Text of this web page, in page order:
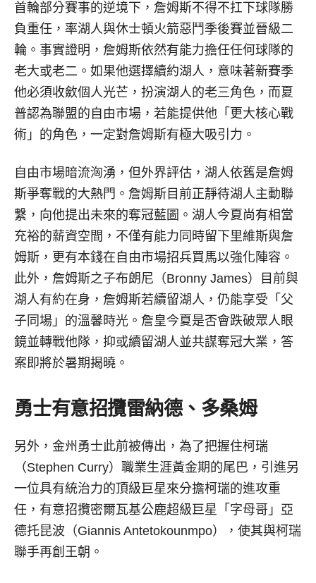
首輪部分賽事的逆境下，詹姆斯不得不扛下球隊勝
負重任，率湖人與休士頓火箭惡鬥季後賽並晉級二
輪。事實證明，詹姆斯依然有能力擔任任何球隊的
老大或老二。如果他選擇續約湖人，意味著新賽季
他必須收斂個人光芒，扮演湖人的老三角色，而夏
普認為聯盟的自由市場，若能提供他「更大核心戰
術」的角色，一定對詹姆斯有極大吸引力。
自由市場暗流洶湧，但外界評估，湖人依舊是詹姆
斯爭奪戰的大熱門。詹姆斯目前正靜待湖人主動聯
繫，向他提出未來的奪冠藍圖。湖人今夏尚有相當
充裕的薪資空間，不僅有能力同時留下里維斯與詹
姆斯，更有本錢在自由市場招兵買馬以強化陣容。
此外，詹姆斯之子布朗尼（Bronny James）目前與
湖人有約在身，詹姆斯若續留湖人，仍能享受「父
子同場」的溫馨時光。詹皇今夏是否會跌破眾人眼
鏡並轉戰他隊，抑或續留湖人並共謀奪冠大業，答
案即將於暑期揭曉。
勇士有意招攬雷納德、多桑姆
另外，金州勇士此前被傳出，為了把握住柯瑞
（Stephen Curry）職業生涯黃金期的尾巴，引進另
一位具有統治力的頂級巨星來分擔柯瑞的進攻重
任，有意招攬密爾瓦基公鹿超級巨星「字母哥」亞
德托昆波（Giannis Antetokounmpo），使其與柯瑞
聯手再創王朝。